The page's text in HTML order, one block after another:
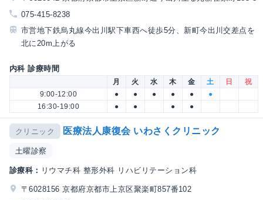
075-415-8238
市営地下鉄烏丸線今出川駅下車西へ徒歩5分、新町今出川交差点を
北に20m上がる
内科 診療時間
月 火 水 木 金 土 日
祝
9:00-12:00
● ● ● ● ●
●
16:30-19:00
● ● ● ●
クリニック 医療法人康復会 いわさくクリニック
土曜診察
診療科： リウマチ科 整形外科 リハビリテーション科
〒6028156 京都府京都市上京区聚楽町857番102